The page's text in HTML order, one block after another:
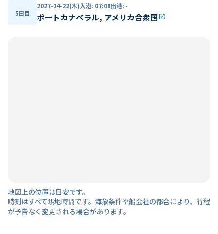
5日目
2027-04-22(木)入港: 07:00出港: -
ポートカナベラル, アメリカ合衆国open_in_new
地図上の位置は目安です。
時刻はすべて現地時間です。海象条件や船会社の都合により、行程
が予告なく変更される場合があります。